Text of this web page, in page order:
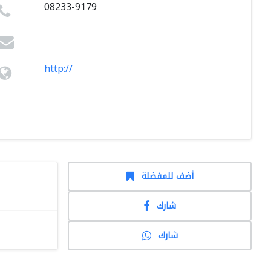
08233-9179
http://
أضف للمفضلة
شارك
شارك